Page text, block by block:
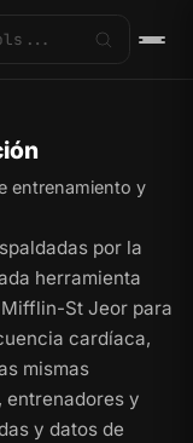
entrenamiento y
por la
herramienta
St Jeor para
cardíaca,
mismas
entrenadores y
y datos de